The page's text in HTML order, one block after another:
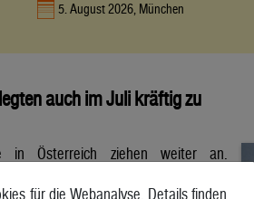
5. August 2026, München
auch im Juli kräftig zu
in Österreich ziehen weiter an.
laut vorläufigen Daten ein
für die Webanalyse. Details finden